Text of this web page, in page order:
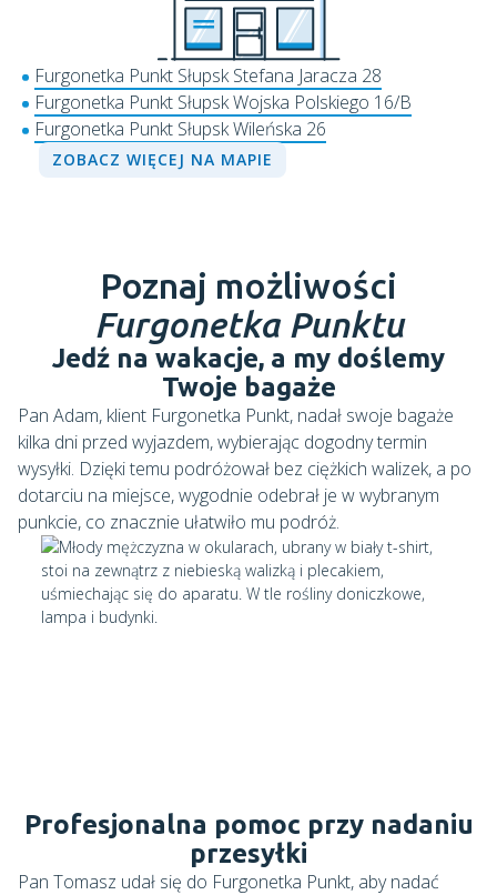
Furgonetka Punkt Słupsk Stefana Jaracza 28
Furgonetka Punkt Słupsk Wojska Polskiego 16/B
Furgonetka Punkt Słupsk Wileńska 26
ZOBACZ WIĘCEJ NA MAPIE
Poznaj możliwości
Furgonetka Punktu
Jedź na wakacje, a my doślemy
Twoje bagaże
Pan Adam, klient Furgonetka Punkt, nadał swoje bagaże
kilka dni przed wyjazdem, wybierając dogodny termin
wysyłki. Dzięki temu podróżował bez ciężkich walizek, a po
dotarciu na miejsce, wygodnie odebrał je w wybranym
punkcie, co znacznie ułatwiło mu podróż.
Profesjonalna pomoc przy nadaniu
przesyłki
Pan Tomasz udał się do Furgonetka Punkt, aby nadać